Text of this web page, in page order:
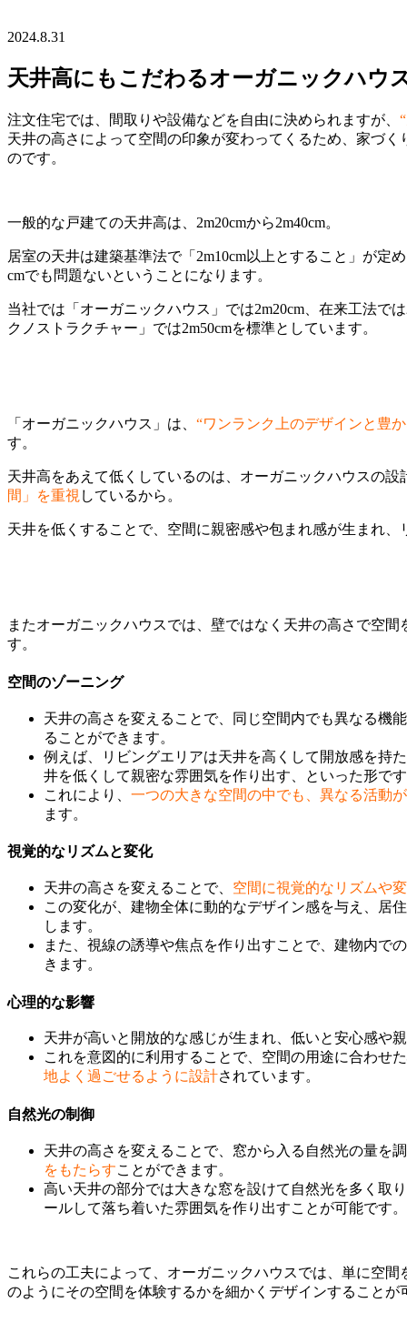
2024.8.31
天井高にもこだわるオーガニックハウ
注文住宅では、間取りや設備などを自由に決められますが、
天井の高さによって空間の印象が変わってくるため、家づ
のです。
一般的な戸建ての天井高は、2m20cmから2m40cm。
居室の天井は建築基準法で「2m10cm以上とすること」が定
cmでも問題ないということになります。
当社では「オーガニックハウス」では2m20cm、在来工法で
クノストラクチャー」では2m50cmを標準としています。
「オーガニックハウス」は、 “ワンランク上のデザインと豊
す。
天井高をあえて低くしているのは、オーガニックハウスの設
間」を重視 しているから。
天井を低くすることで、空間に親密感や包まれ感が生まれ
またオーガニックハウスでは、壁ではなく天井の高さで空
す。
空間のゾーニング
天井の高さを変えることで、同じ空間内でも異なる機
ることができます。
例えば、リビングエリアは天井を高くして開放感を持
井を低くして親密な雰囲気を作り出す、といった形で
これにより、 一つの大きな空間の中でも、異なる活動
ます。
視覚的なリズムと変化
天井の高さを変えることで、 空間に視覚的なリズムや
この変化が、建物全体に動的なデザイン感を与え、居
します。
また、視線の誘導や焦点を作り出すことで、建物内で
きます。
心理的な影響
天井が高いと開放的な感じが生まれ、低いと安心感や
これを意図的に利用することで、空間の用途に合わせ
地よく過ごせるように設計されています。
自然光の制御
天井の高さを変えることで、窓から入る自然光の量を
をもたらすことができます。
高い天井の部分では大きな窓を設けて自然光を多く取
ールして落ち着いた雰囲気を作り出すことが可能です。
これらの工夫によって、オーガニックハウスでは、単に空
のようにその空間を体験するかを細かくデザインすることが